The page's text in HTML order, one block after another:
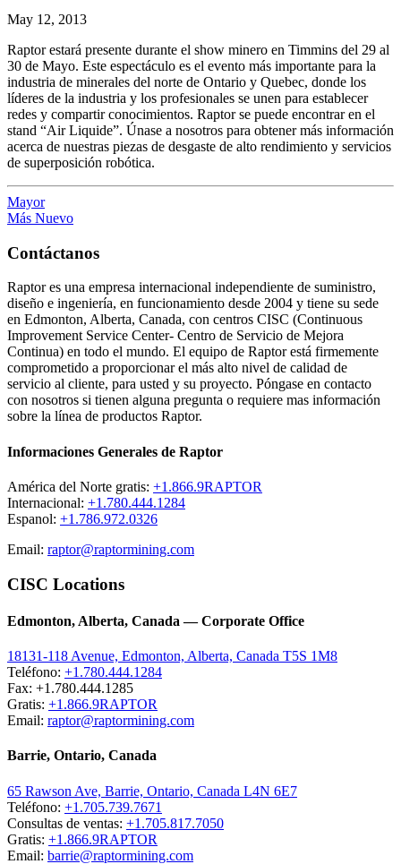
May 12, 2013
Raptor estará presente durante el show minero en Timmins del 29 al
30 de Mayo. Este espectáculo es el evento más importante para la
industria de minerales del norte de Ontario y Quebec, donde los
líderes de la industria y los profesionales se unen para establecer
redes y compartir conocimientos. Raptor se puede encontrar en el
stand “Air Liquide”. Únase a nosotros para obtener más información
acerca de nuestras piezas de desgaste de alto rendimiento y servicios
de superposición robótica.
Mayor
Más Nuevo
Contáctanos
Raptor es una empresa internacional independiente de suministro,
diseño e ingeniería, en funcionamiento desde 2004 y tiene su sede
en Edmonton, Alberta, Canada, con centros CISC (Continuous
Improvement Service Center- Centro de Servicio de Mejora
Continua) en todo el mundo. El equipo de Raptor está firmemente
comprometido a proporcionar el más alto nivel de calidad de
servicio al cliente, para usted y su proyecto. Póngase en contacto
con nosotros si tienen alguna pregunta o requiere mas información
sobre la línea de productos Raptor.
Informaciones Generales de Raptor
América del Norte gratis: +1.866.9RAPTOR
Internacional: +1.780.444.1284
Espanol: +1.786.972.0326
Email: raptor@raptormining.com
CISC Locations
Edmonton, Alberta, Canada — Corporate Office
18131-118 Avenue, Edmonton, Alberta, Canada T5S 1M8
Teléfono: +1.780.444.1284
Fax: +1.780.444.1285
Gratis: +1.866.9RAPTOR
Email: raptor@raptormining.com
Barrie, Ontario, Canada
65 Rawson Ave, Barrie, Ontario, Canada L4N 6E7
Teléfono: +1.705.739.7671
Consultas de ventas: +1.705.817.7050
Gratis: +1.866.9RAPTOR
Email: barrie@raptormining.com